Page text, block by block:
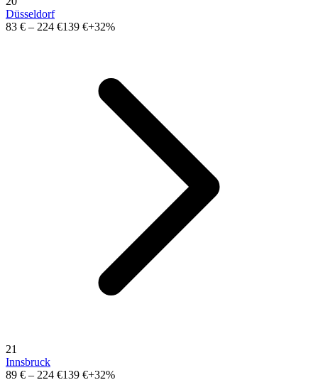
Düsseldorf
83 € – 224 €139 €+32%
21
Innsbruck
89 € – 224 €139 €+32%